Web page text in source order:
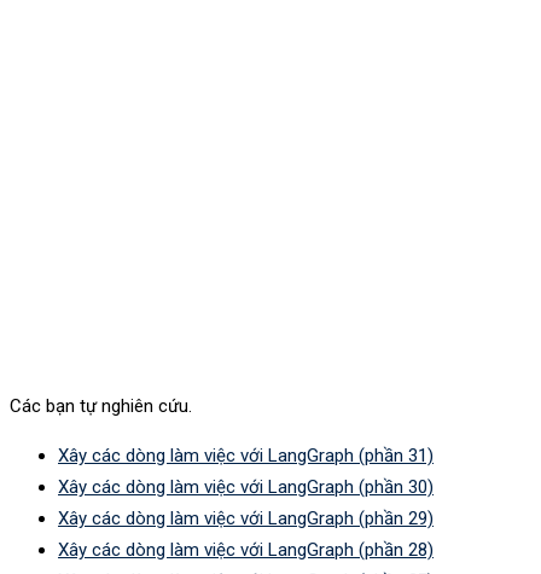
Các bạn tự nghiên cứu.
Xây các dòng làm việc với LangGraph (phần 31)
Xây các dòng làm việc với LangGraph (phần 30)
Xây các dòng làm việc với LangGraph (phần 29)
Xây các dòng làm việc với LangGraph (phần 28)